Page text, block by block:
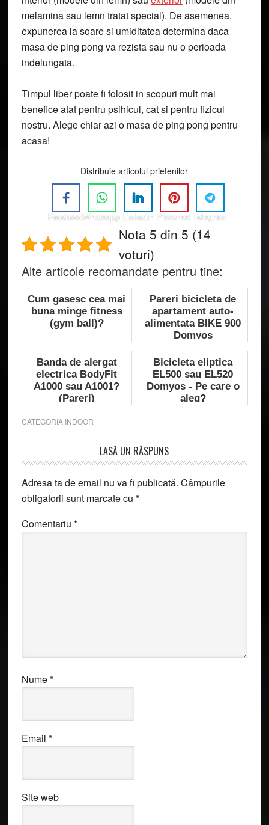
melamina sau lemn tratat special). De asemenea,
expunerea la soare si umiditatea determina daca
masa de ping pong va rezista sau nu o perioada
indelungata.
Timpul liber poate fi folosit in scopuri mult mai
benefice atat pentru psihicul, cat si pentru fizicul
nostru. Alege chiar azi o masa de ping pong pentru
acasa!
Distribuie articolul prietenilor
FacebookWhatsapp Linkedin Pinterest Telegram
Nota 5 din 5 (14
voturi)
Alte articole recomandate pentru tine:
Cum gasesc cea mai
buna minge fitness
(gym ball)?
Pareri bicicleta de
apartament auto-
alimentata BIKE 900
Domyos
Banda de alergat
electrica BodyFit
A1000 sau A1001?
(Pareri)
Bicicleta eliptica
EL500 sau EL520
Domyos - Pe care o
aleg?
CATEGORIA INDOOR
Interactions
LASĂ UN RĂSPUNS
Adresa ta de email nu va fi publicată. Câmpurile
obligatorii sunt marcate cu *
Comentariu *
Nume*
Email *
Site web